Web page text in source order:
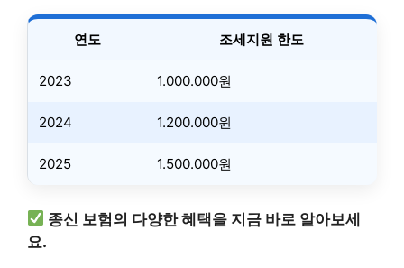
연도 조세지원 한도
2023 1.000.000원
2024 1.200.000원
2025 1.500.000원
종신 보험의 다양한 혜택을 지금 바로 알아보세
요.